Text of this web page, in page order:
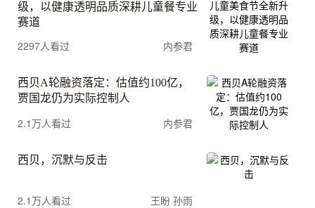
级，以健康透明品质深耕儿童餐专业
赛道
2297人看过 内参君
西贝A轮融资落定：估值约100亿，
贾国龙仍为实际控制人
2.1万人看过 内参君
西贝，沉默与反击
2.1万人看过 王盼 孙雨